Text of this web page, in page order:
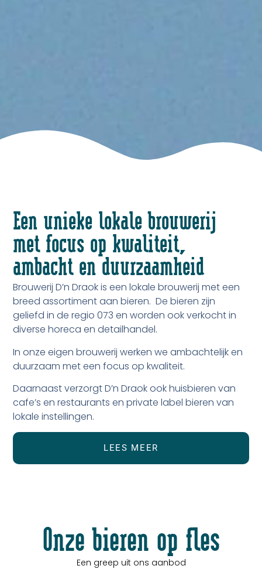
Een unieke lokale brouwerij
met focus op kwaliteit,
ambacht en duurzaamheid
Brouwerij D’n Draok is een lokale brouwerij met een
breed assortiment aan bieren. De bieren zijn
geliefd in de regio 073 en worden ook verkocht in
diverse horeca en detailhandel.
In onze eigen brouwerij werken we ambachtelijk en
duurzaam met een focus op kwaliteit.
Daarnaast verzorgt D’n Draok ook huisbieren van
cafe’s en restaurants en private label bieren van
lokale instellingen.
LEES MEER
Onze bieren op fles
Een greep uit ons aanbod